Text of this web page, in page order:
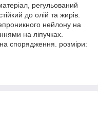
регульований
до олій та жирів.
нейлону на
на ліпучках.
спорядження. розміри: